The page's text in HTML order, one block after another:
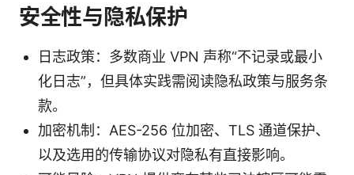
安全性与隐私保护
日志政策：多数商业 VPN 声称“不记录或最小
化日志”，但具体实践需阅读隐私政策与服务条
款。
加密机制：AES-256 位加密、TLS 通道保护、
以及选用的传输协议对隐私有直接影响。